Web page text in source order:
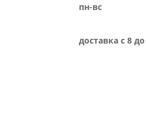
пн-вс
доставка с 8